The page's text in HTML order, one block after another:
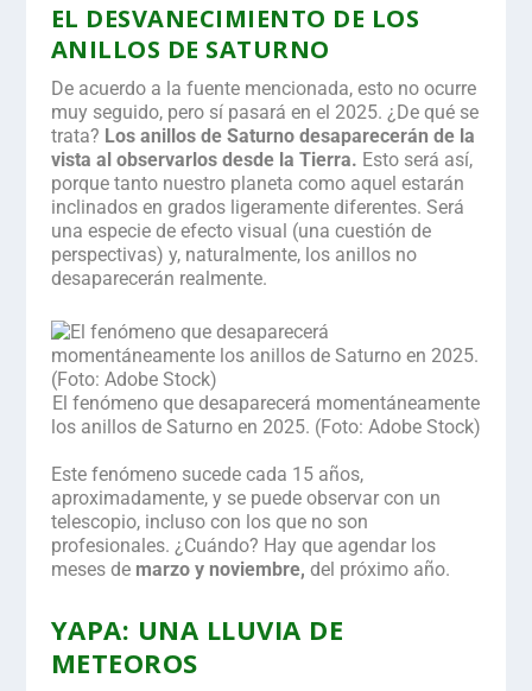
EL DESVANECIMIENTO DE LOS
ANILLOS DE SATURNO
De acuerdo a la fuente mencionada, esto no ocurre
muy seguido, pero sí pasará en el 2025. ¿De qué se
trata? Los anillos de Saturno desaparecerán de la
vista al observarlos desde la Tierra. Esto será así,
porque tanto nuestro planeta como aquel estarán
inclinados en grados ligeramente diferentes. Será
una especie de efecto visual (una cuestión de
perspectivas) y, naturalmente, los anillos no
desaparecerán realmente.
El fenómeno que desaparecerá momentáneamente
los anillos de Saturno en 2025. (Foto: Adobe Stock)
Este fenómeno sucede cada 15 años,
aproximadamente, y se puede observar con un
telescopio, incluso con los que no son
profesionales. ¿Cuándo? Hay que agendar los
meses de marzo y noviembre, del próximo año.
YAPA: UNA LLUVIA DE
METEOROS